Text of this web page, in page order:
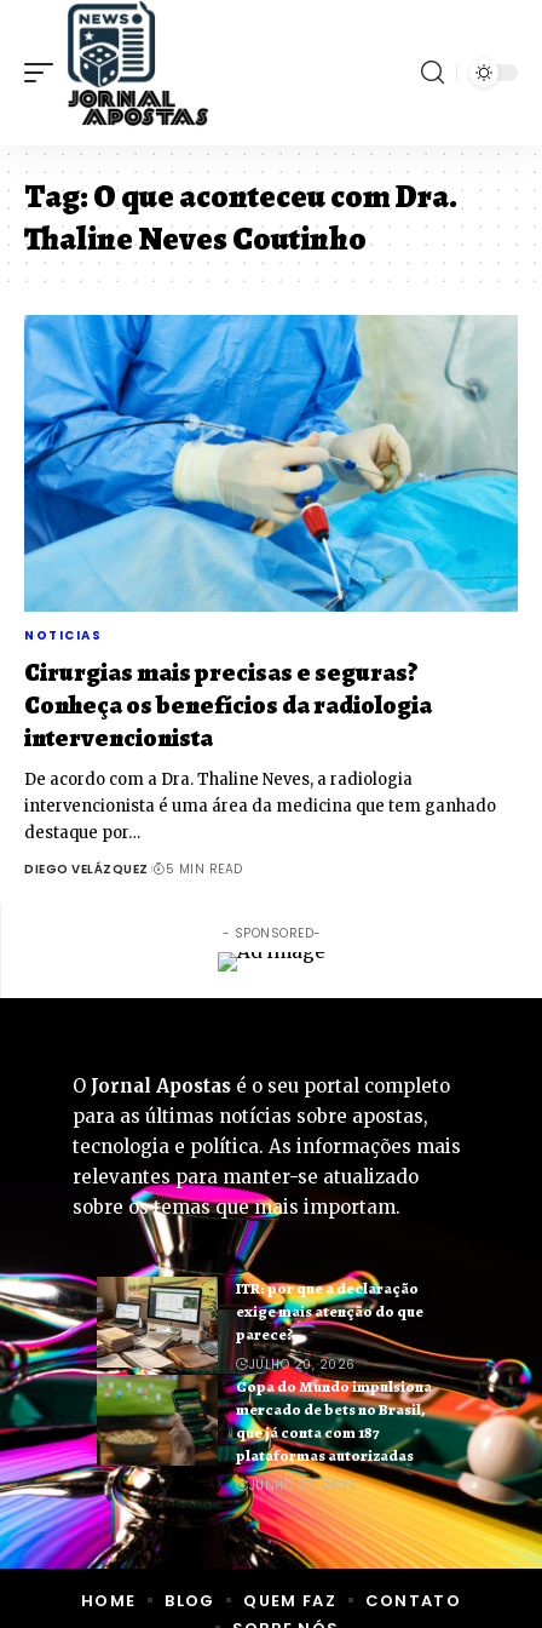
Tag:O que aconteceu com Dra.
Thaline Neves Coutinho
NOTICIAS
Cirurgias mais precisas e seguras?
Conheça os benefícios da radiologia
intervencionista
De acordo com a Dra. Thaline Neves, a radiologia
intervencionista é uma área da medicina que tem ganhado
destaque por…
DIEGO VELÁZQUEZ 5 MIN READ
- SPONSORED-
O Jornal Apostas é o seu portal completo
para as últimas notícias sobre apostas,
tecnologia e política. As informações mais
relevantes para manter-se atualizado
sobre os temas que mais importam.
ITR: por que a declaração
exige mais atenção do que
parece?
JULHO 20, 2026
Copa do Mundo impulsiona
mercado de bets no Brasil,
que já conta com 187
plataformas autorizadas
JUNHO 23, 2026
HOME BLOG QUEM FAZ
CONTATO